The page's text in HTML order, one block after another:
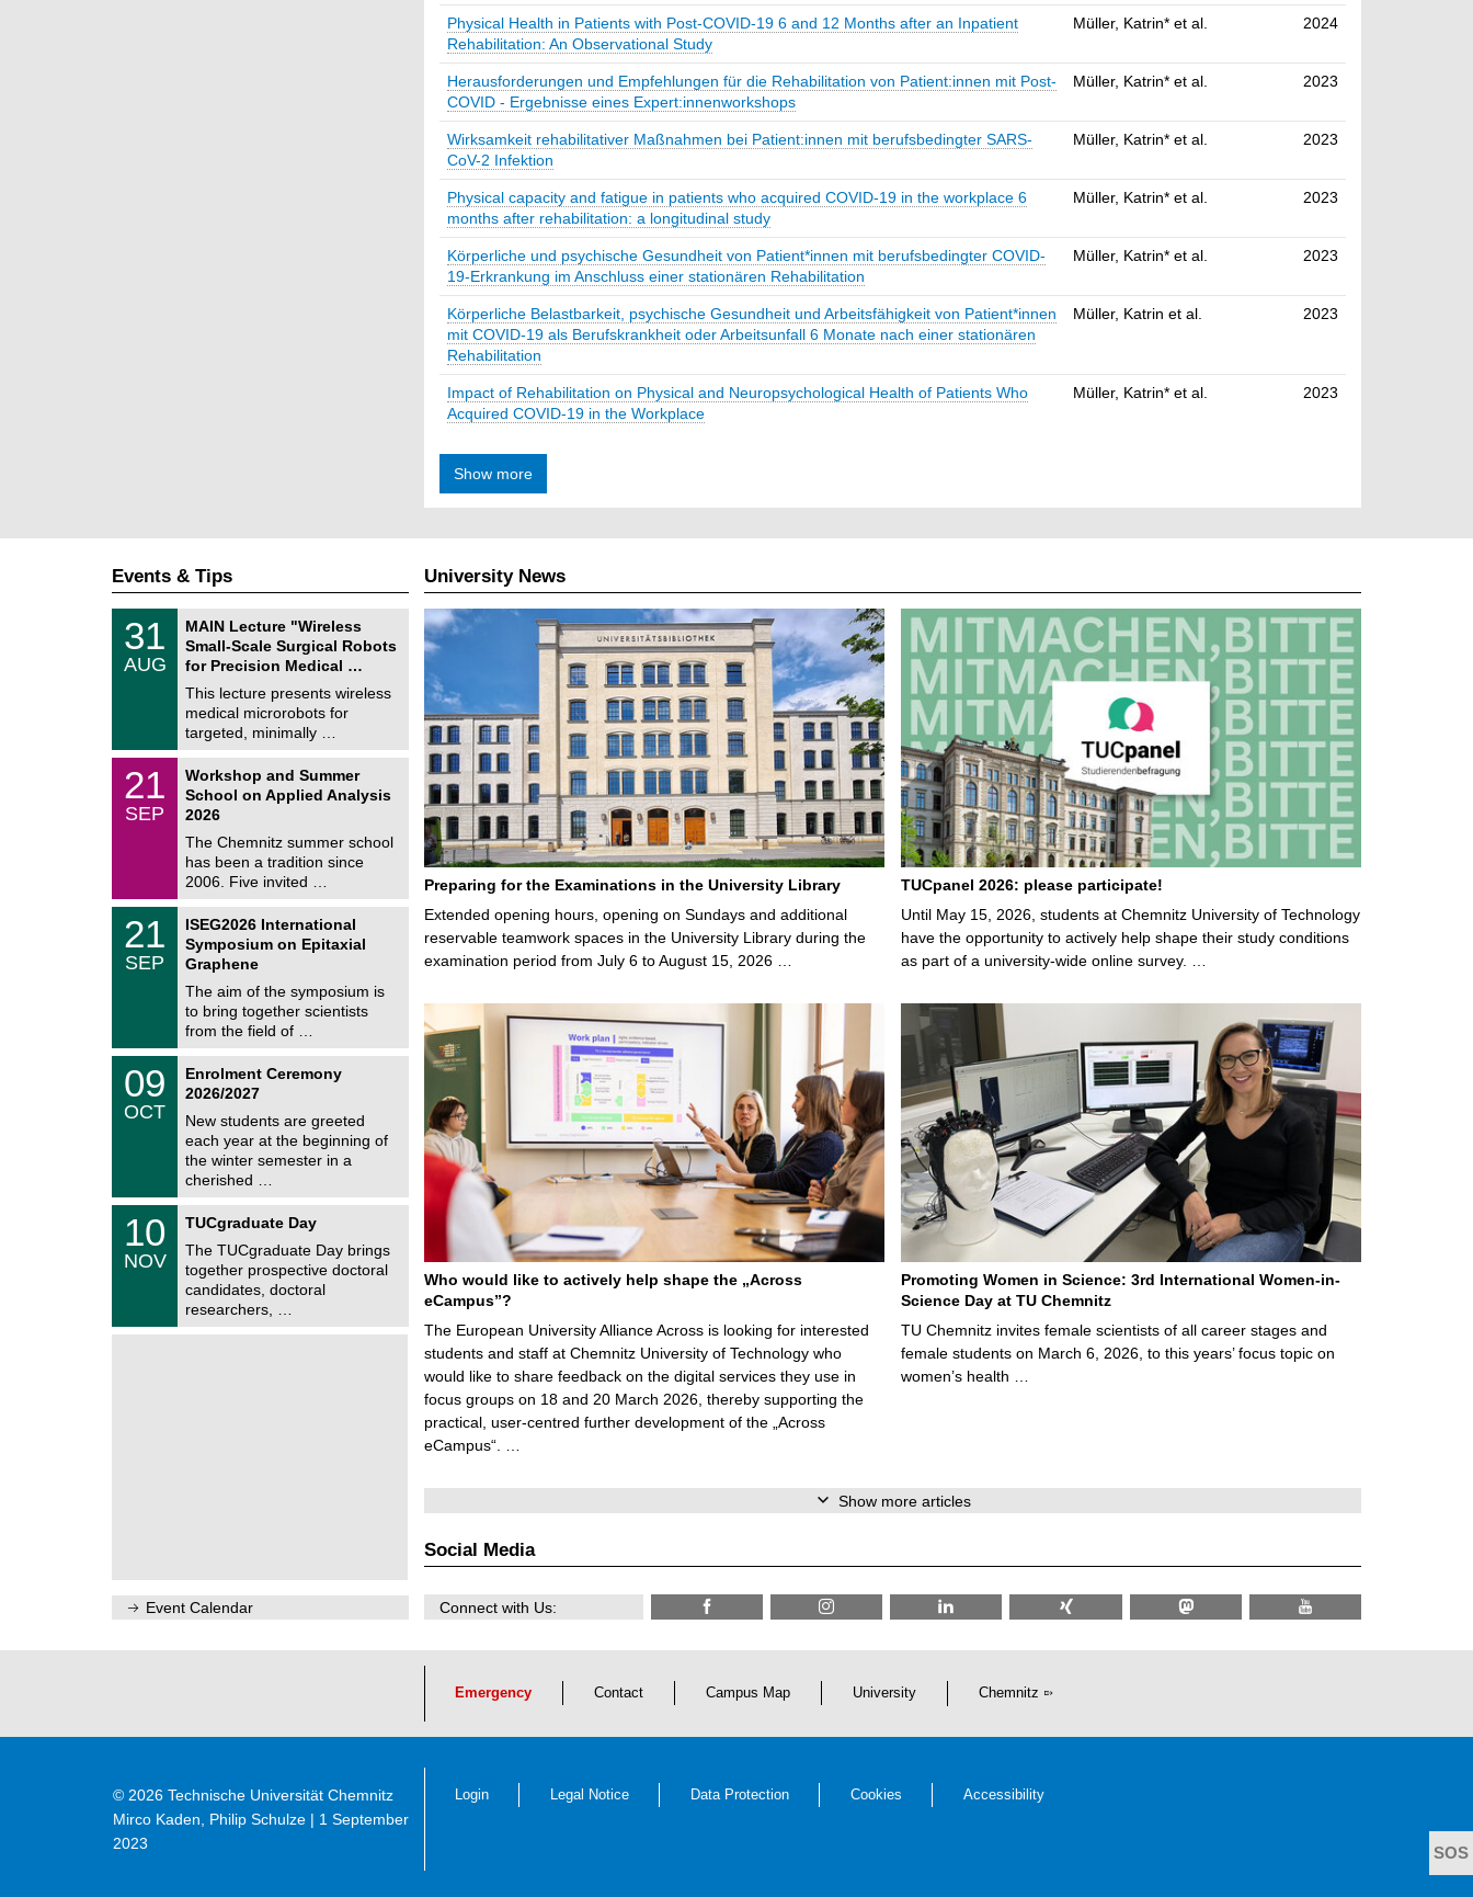
Physical Health in Patients with Post-COVID-19 6 and 12 Months after an Inpatient
Rehabilitation: An Observational Study
Müller, Katrin* et al. 2024
Herausforderungen und Empfehlungen für die Rehabilitation von Patient:innen mit Post-
COVID - Ergebnisse eines Expert:innenworkshops
Müller, Katrin* et al. 2023
Wirksamkeit rehabilitativer Maßnahmen bei Patient:innen mit berufsbedingter SARS-
CoV-2 Infektion
Müller, Katrin* et al. 2023
Physical capacity and fatigue in patients who acquired COVID-19 in the workplace 6
months after rehabilitation: a longitudinal study
Müller, Katrin* et al. 2023
Körperliche und psychische Gesundheit von Patient*innen mit berufsbedingter COVID-
19-Erkrankung im Anschluss einer stationären Rehabilitation
Müller, Katrin* et al. 2023
Körperliche Belastbarkeit, psychische Gesundheit und Arbeitsfähigkeit von Patient*innen
mit COVID-19 als Berufskrankheit oder Arbeitsunfall 6 Monate nach einer stationären
Rehabilitation
Müller, Katrin et al. 2023
Impact of Rehabilitation on Physical and Neuropsychological Health of Patients Who
Acquired COVID-19 in the Workplace
Müller, Katrin* et al. 2023
Show more
University News
Preparing for the Examinations in the University Library
Extended opening hours, opening on Sundays and additional
reservable teamwork spaces in the University Library during the
examination period from July 6 to August 15, 2026 …
TUCpanel 2026: please participate!
Until May 15, 2026, students at Chemnitz University of Technology
have the opportunity to actively help shape their study conditions
as part of a university-wide online survey. …
Who would like to actively help shape the „Across
eCampus”?
The European University Alliance Across is looking for interested
students and staff at Chemnitz University of Technology who
would like to share feedback on the digital services they use in
focus groups on 18 and 20 March 2026, thereby supporting the
practical, user-centred further development of the „Across
eCampus“. …
Promoting Women in Science: 3rd International Women-in-
Science Day at TU Chemnitz
TU Chemnitz invites female scientists of all career stages and
female students on March 6, 2026, to this years’ focus topic on
women’s health …
Show more articles
Events & Tips
t
z
3
1
0
2
6
31
AUG
MAIN Lecture "Wireless
Small-Scale Surgical Robots
for Precision Medical …
This lecture presents wireless
medical microrobots for
targeted, minimally …
i
c
2
1
/
0
2
6
21
SEP
Workshop and Summer
School on Applied Analysis
2026
The Chemnitz summer school
has been a tradition since
2006. Five invited …
t
z
2
1
/
0
2
6
21
SEP
ISEG2026 International
Symposium on Epitaxial
Graphene
The aim of the symposium is
to bring together scientists
from the field of …
t
z
0
9
/
1
2
6
09
OCT
Enrolment Ceremony
2026/2027
New students are greeted
each year at the beginning of
the winter semester in a
cherished …
f
l
c
a
w
u
c
h
s
1
/
1
0
10
NOV
TUCgraduate Day
The TUCgraduate Day brings
together prospective doctoral
candidates, doctoral
researchers, …
Event Calendar
Social Media
Connect with Us:
Emergency Contact Campus Map University Chemnitz
Login Legal Notice Data Protection Cookies Accessibility
© 2026 Technische Universität Chemnitz
Mirco Kaden, Philip Schulze | 1 September
2023